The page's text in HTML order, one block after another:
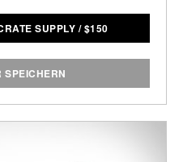
SUPPLY /$150
SPEICHERN